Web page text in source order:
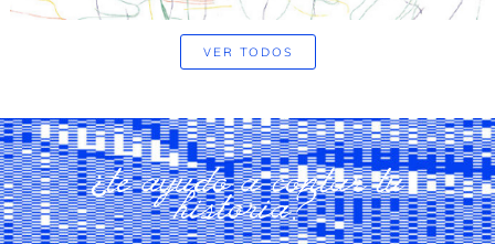
VER TODOS
¿te ayudo a contar tu
historia?